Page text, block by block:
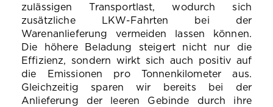
zulässigen Transportlast, wodurch sich
zusätzliche LKW‑Fahrten bei der
Warenanlieferung vermeiden lassen können.
Die höhere Beladung steigert nicht nur die
Effizienz, sondern wirkt sich auch positiv auf
die Emissionen pro Tonnenkilometer aus.
Gleichzeitig sparen wir bereits bei der
Anlieferung der leeren Gebinde durch ihre